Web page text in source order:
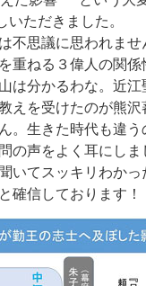
ただきました。
不思議に思われま
重ねる３偉人の関
は分かるわな。近
えを受けたのが熊
。生きた時代も違
の声をよく耳にしま
聞いてスッキリわか
確信しております！